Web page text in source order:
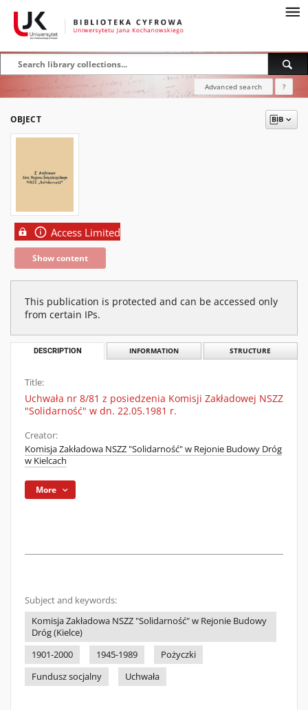
Advanced search ?
OBJECT
Access Limited
Show content
This publication is protected and can be accessed only
from certain IPs.
DESCRIPTION INFORMATION STRUCTURE
Title:
Uchwała nr 8/81 z posiedzenia Komisji Zakładowej NSZZ
"Solidarność" w dn. 22.05.1981 r.
Creator:
Komisja Zakładowa NSZZ "Solidarność" w Rejonie Budowy Dróg
w Kielcach
More
Subject and keywords:
Komisja Zakładowa NSZZ "Solidarność" w Rejonie Budowy
Dróg (Kielce)
1901-2000
1945-1989
Pożyczki
Fundusz socjalny
Uchwała